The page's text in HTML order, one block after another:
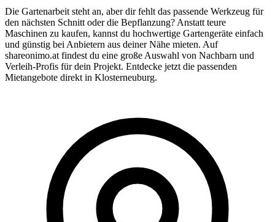
Die Gartenarbeit steht an, aber dir fehlt das passende Werkzeug für
den nächsten Schnitt oder die Bepflanzung? Anstatt teure
Maschinen zu kaufen, kannst du hochwertige Gartengeräte einfach
und günstig bei Anbietern aus deiner Nähe mieten. Auf
shareonimo.at findest du eine große Auswahl von Nachbarn und
Verleih-Profis für dein Projekt. Entdecke jetzt die passenden
Mietangebote direkt in Klosterneuburg.